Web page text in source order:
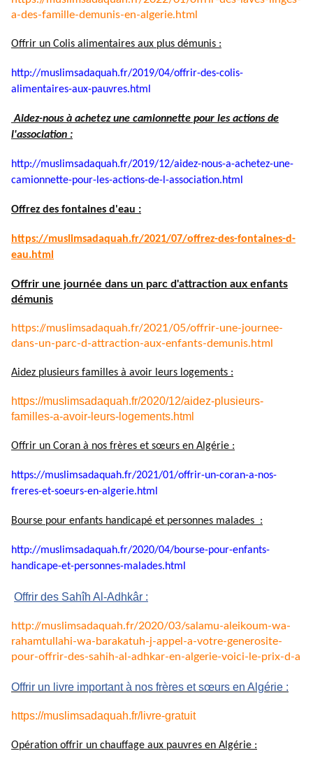
a-des-famille-demunis-en-algerie.html
Offrir un Colis alimentaires aux plus démunis :
http://muslimsadaquah.fr/2019/04/offrir-des-colis-
alimentaires-aux-pauvres.html
Aidez-nous à achetez une camionnette pour les actions de
l'association :
http://muslimsadaquah.fr/2019/12/aidez-nous-a-achetez-une-
camionnette-pour-les-actions-de-l-association.html
Offrez des fontaines d'eau :
https://muslimsadaquah.fr/2021/07/offrez-des-fontaines-d-
eau.html
Offrir une journée dans un parc d'attraction aux enfants
démunis
https://muslimsadaquah.fr/2021/05/offrir-une-journee-
dans-un-parc-d-attraction-aux-enfants-demunis.html
Aidez plusieurs familles à avoir leurs logements :
https://muslimsadaquah.fr/2020/12/aidez-plusieurs-
familles-a-avoir-leurs-logements.html
Offrir un Coran à nos frères et sœurs en Algérie :
https://muslimsadaquah.fr/2021/01/offrir-un-coran-a-nos-
freres-et-soeurs-en-algerie.html
Bourse pour enfants handicapé et personnes malades :
http://muslimsadaquah.fr/2020/04/bourse-pour-enfants-
handicape-et-personnes-malades.html
Offrir des Sahîh Al-Adhkâr :
http://muslimsadaquah.fr/2020/03/salamu-aleikoum-wa-
rahamtullahi-wa-barakatuh-j-appel-a-votre-generosite-
pour-offrir-des-sahih-al-adhkar-en-algerie-voici-le-prix-d-a
Offrir un livre important à nos frères et sœurs en Algérie :
https://muslimsadaquah.fr/livre-gratuit
Opération offrir un chauffage aux pauvres en Algérie :